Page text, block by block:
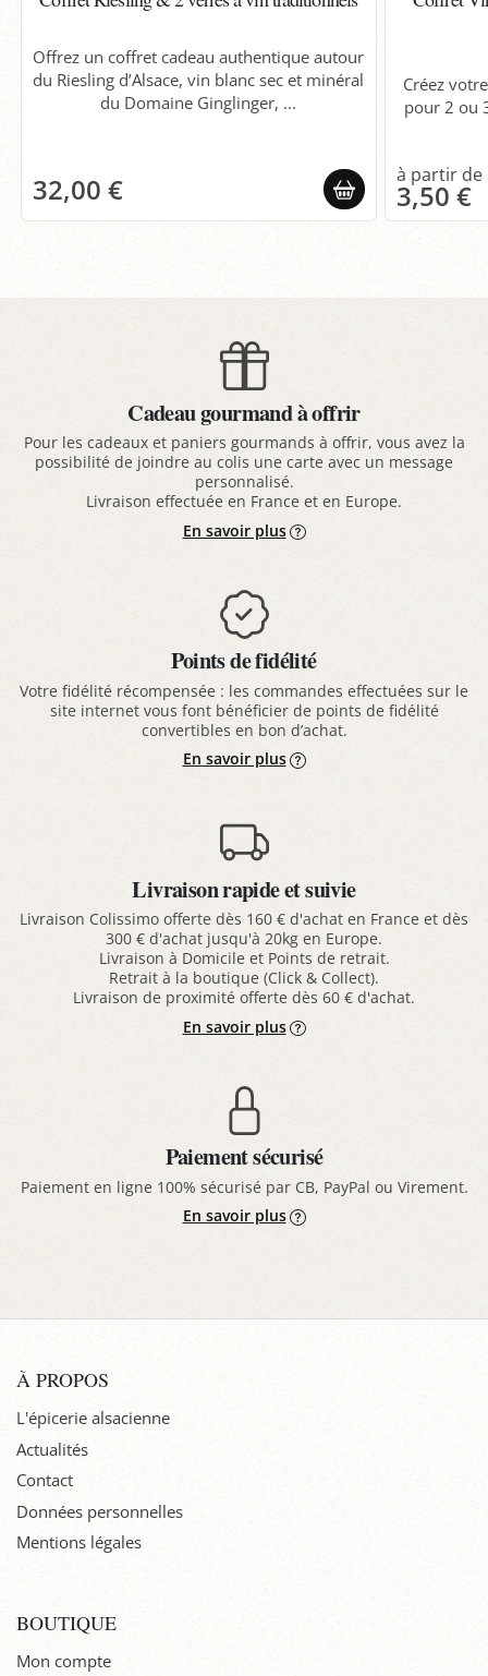
Offrez un coffret cadeau authentique autour
du Riesling d’Alsace, vin blanc sec et minéral
du Domaine Ginglinger, ...
32,00 €
Créez
pour 2 ou
3,50 €
Cadeau gourmand à offrir
Pour les cadeaux et paniers gourmands à offrir, vous avez la
possibilité de joindre au colis une carte avec un message
personnalisé.
Livraison effectuée en France et en Europe.
En savoir plus
Points de fidélité
Votre fidélité récompensée : les commandes effectuées sur le
site internet vous font bénéficier de points de fidélité
convertibles en bon d’achat.
En savoir plus
Livraison rapide et suivie
Livraison Colissimo offerte dès 160 € d'achat en France et dès
300 € d'achat jusqu'à 20kg en Europe.
Livraison à Domicile et Points de retrait.
Retrait à la boutique (Click & Collect).
Livraison de proximité offerte dès 60 € d'achat.
En savoir plus
Paiement sécurisé
Paiement en ligne 100% sécurisé par CB, PayPal ou Virement.
En savoir plus
À PROPOS
L'épicerie alsacienne
Actualités
Contact
Données personnelles
Mentions légales
BOUTIQUE
Mon compte